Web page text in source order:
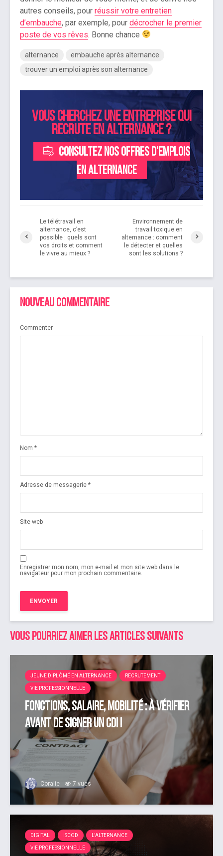
autres conseils, pour réussir votre entretien
d’embauche, par exemple, pour décrocher le premier
poste de vos rêves . Bonne chance
alternance
embauche après alternance
trouver un emploi après son alternance
Vous cherchez une entreprise qui
recrute en alternance ?
Consultez nos offres d'emplois
en alternance
​​Le télétravail en
alternance, c’est
possible : quels sont
vos droits et comment
le vivre au mieux ?
Environnement de
travail toxique en
alternance : comment
le détecter et quelles
sont les solutions ?
Nouveau commentaire
Commenter
Nom *
Adresse de messagerie *
Site web
Enregistrer mon nom, mon e-mail et mon site web dans le
navigateur pour mon prochain commentaire.
Vous pourriez aimer les articles suivants
JEUNE DIPLÔMÉ EN ALTERNANCE RECRUTEMENT
VIE PROFESSIONNELLE
Fonctions, salaire, mobilité : à vérifier
avant de signer un CDI !
Coralie 7 vues
DIGITAL ISCOD L'ALTERNANCE
VIE PROFESSIONNELLE